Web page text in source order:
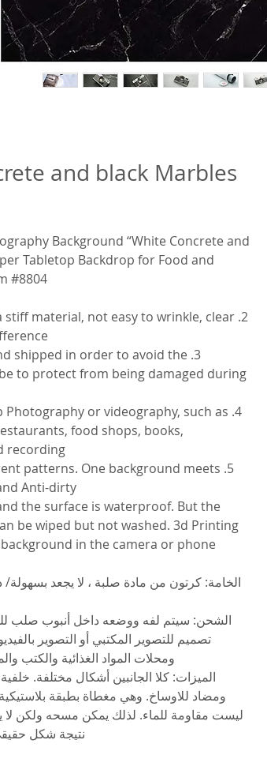
and black Marbles
Background “White Concrete and
Tabletop Backdrop for Food and
#8804
stiff material, not easy to wrinkle, clear
shipped in order to avoid the
to protect from being damaged during
Photography or videography, such as
food shops, books,
recording.
patterns. One background meets
Anti-dirty.
the surface is waterproof. But the
be wiped but not washed. 3d Printing
in the camera or phone.
الخامة: كرتون من مادة صلبة ، لا يجعد
الشحن: سيتم لفه ووضعه داخل أنبوب صلب
تصميم للتصوير المكتبي أو التصوير
ومحلات المواد الغذائية والكتب
الميزات: كلا الجانبين أشكال مختلفة.
ومضاد للاوساخ. وهي مغطاة بطبقة
ليست مقاومة للماء. لذلك يمكن مسحه ولكن لا
نتيجة شكل حقيقي 100٪ في صور الكاميرا أو